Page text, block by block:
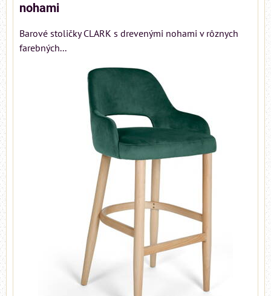
nohami
Barové stoličky CLARK s drevenými nohami v rôznych
farebných...